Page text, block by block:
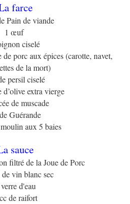
farce
Pain de viande
1 œuf
ciselé
porc aux épices (carotte, navet,
de la mort)
persil ciselé
d’olive extra vierge
de muscade
Guérande
aux 5 baies
sauce
filtré de la Joue de Porc
vin blanc sec
d'eau
de raifort